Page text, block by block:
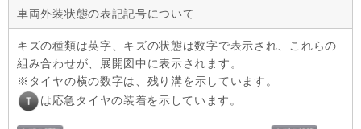
車両外装状態の表記記号について
キズの種類は英字、キズの状態は数字で表示され、これらの
組み合わせが、展開図中に表示されます。
タイヤの横の数字は、残り溝を示しています。
は応急タイヤの装着を示しています。